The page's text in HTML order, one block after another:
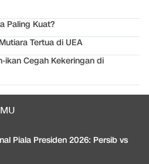
Paling Kuat?
Tertua di UEA
ikan Cegah Kekeringan di
Piala Presiden 2026: Persib vs